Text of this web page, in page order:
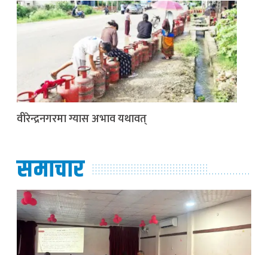
वीरेन्द्रनगरमा ग्यास अभाव यथावत्
समाचार